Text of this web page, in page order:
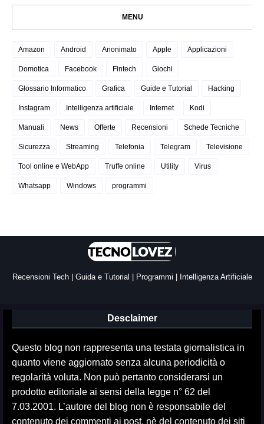
MENU
Amazon Android Anonimato Apple Applicazioni
Domotica Facebook Fintech Giochi
Glossario Informatico Grafica Guide e Tutorial Hacking
Instagram Intelligenza artificiale Internet Kodi
Manuali News Offerte Recensioni Schede Tecniche
Sicurezza Streaming Telefonia Telegram Televisione
Tool online e WebApp Truffe online Utility Virus
Whatsapp Windows programmi
Recensioni Tech | Guida e Tutorial | Programmi | Intelligenza Artificiale
Desclaimer
Questo blog non rappresenta una testata giornalistica in
quanto viene aggiornato senza alcuna periodicità o
regolarità voluta. Non può pertanto considerarsi un
prodotto editoriale ai sensi della legge n° 62 del
7.03.2001. L’autore del blog non è responsabile del
contenuto dei commenti ai post, nè del contenuto dei siti